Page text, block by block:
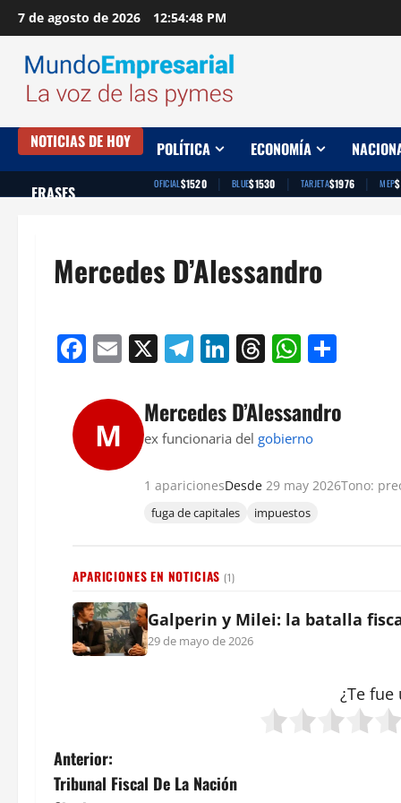
Saltar
al
contenido
7 de agosto de 2026 12:54:49 PM
NOTICIAS DE HOY POLÍTICA ECONOMÍA
FRASES OFICIAL$1520 | BLUE$1530 | TARJETA$1976 | MEP
Mercedes D’Alessandro
Facebook
Email
X Telegram
LinkedIn
Threads
M
Mercedes D’Alessandro
ex funcionaria delgobierno
1 aparicionesDesde 29 may 2026Tono:
fuga de capitales impuestos
APARICIONES EN NOTICIAS (1)
Galperin y Milei: la batalla
29 de mayo de 2026
¿Te fue
N
Anterior:
Tribunal Fiscal De La Nación